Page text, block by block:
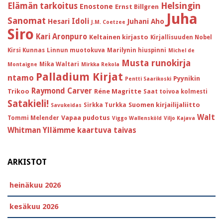
Elämän tarkoitus Enostone Ernst Billgren Helsingin
Sanomat Hesari Idoli J.M. Coetzee Juhani Aho Juha
Siro Kari Aronpuro Keltainen kirjasto Kirjallisuuden Nobel
Kirsi Kunnas Linnun muotokuva Marilynin hiuspinni Michel de
Montaigne Mika Waltari Mirkka Rekola Musta runokirja
ntamo Palladium Kirjat Pentti Saarikoski Pyynikin
Trikoo Raymond Carver Réne Magritte Saat toivoa kolmesti
Satakieli! Savukeidas Sirkka Turkka Suomen kirjailijaliitto
Tommi Melender Vapaa pudotus Viggo Wallensköld Viljo Kajava Walt
Whitman Yllämme kaartuva taivas
ARKISTOT
heinäkuu 2026
kesäkuu 2026